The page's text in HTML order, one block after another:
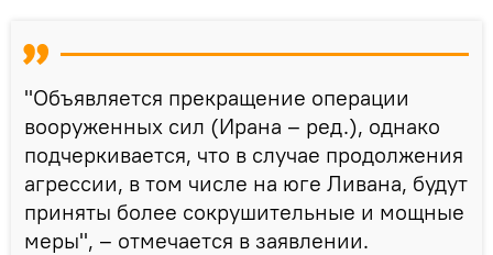
"Объявляется прекращение операции
вооруженных сил (Ирана – ред.), однако
подчеркивается, что в случае продолжения
агрессии, в том числе на юге Ливана, будут
приняты более сокрушительные и мощные
меры", – отмечается в заявлении.